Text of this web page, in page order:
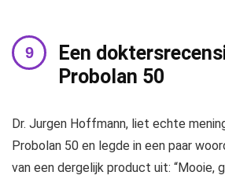
Een
Probolan 50
Dr. Jurgen Hoffmann, liet echte
Probolan 50 en legde in een paar
van een dergelijk product uit: “Mooie,